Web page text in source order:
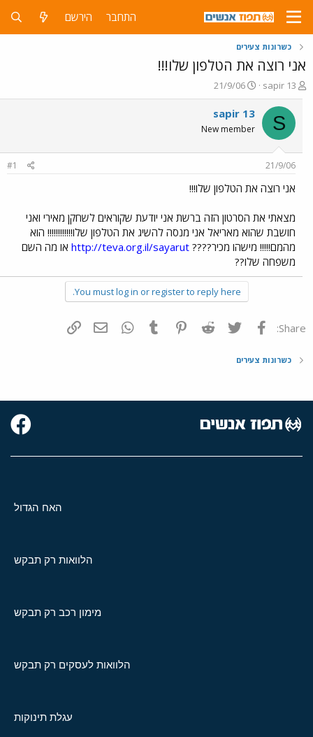
התחבר הירשם
כשרונות צעירים
אני רוצה את הטלפון שלו!!!
פ
ו
ת
ח
ה
ו
ש
א
sapir 13
פ
ו
ר
ס
ם
ר
21/9/06
S
sapir 13
New member
21/9/06
#1
אני רוצה את הטלפון שלו!!!
מצאתי את הסרטון הזה ברשת אני יודעת שקוראים לשחקן מאירי ואני
חושבת שהוא מאריאל אני מנסה להשיג את הטלפון שלו!!!!!!!!!!!! הוא
מהמם!!!!! מישהו מכיר???? http://teva.org.il/sayarut או מה השם
משפחה שלו??
You must log in or register to reply here.
Share: פייסבוק Twitter
Reddit
Pinterest
Tumblr
WhatsAppדואר אלקטרוני
כשרונות צעירים
האח הגדול
הלוואות רק תבקש
מימון רכב רק תבקש
הלוואות לעסקים רק תבקש
עגלת תינוקות